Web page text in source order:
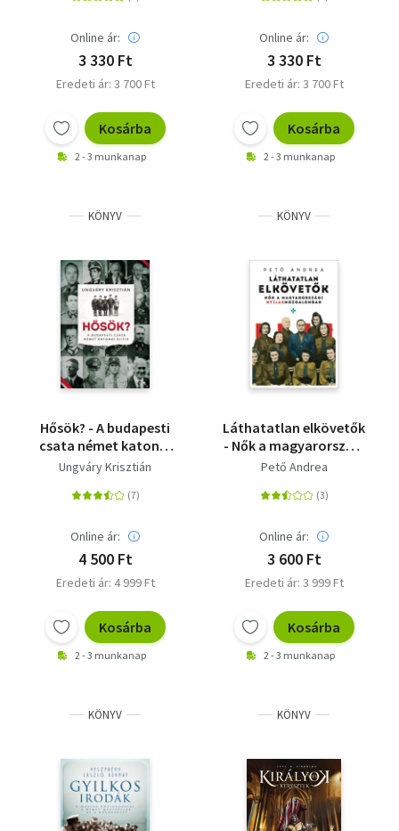
Online ár:
3 330 Ft
Eredeti ár: 3 700 Ft
Kosárba
2 - 3 munkanap
Online ár:
3 330 Ft
Eredeti ár: 3 700 Ft
Kosárba
2 - 3 munkanap
KÖNYV
Hősök? - A budapesti
csata német katonai
elitje
Ungváry Krisztián
Online ár:
4 500 Ft
Eredeti ár: 4 999 Ft
Kosárba
2 - 3 munkanap
KÖNYV
Láthatatlan elkövetők
- Nők a magyarországi
nyilasmozgalomban
Pető Andrea
Online ár:
3 600 Ft
Eredeti ár: 3 999 Ft
Kosárba
2 - 3 munkanap
KÖNYV KÖNYV